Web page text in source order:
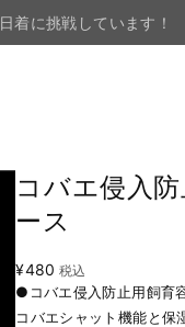
着に挑戦しています！
コバエ侵入
ース
¥480 税込
●コバエ侵入防止用飼育
コバエシャット機能と保